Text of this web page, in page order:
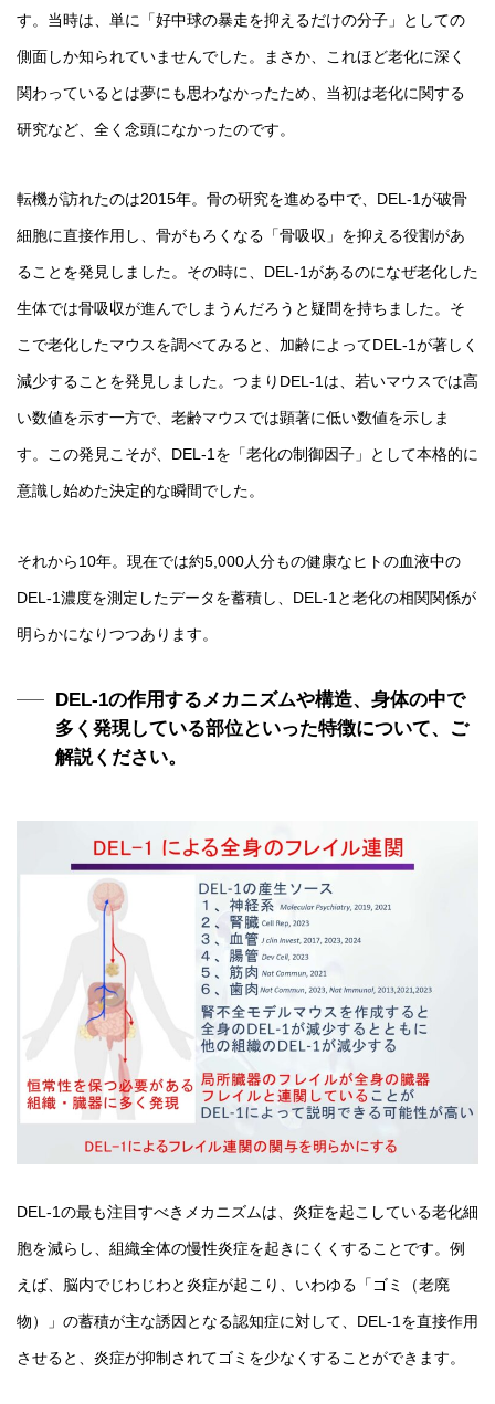
す。当時は、単に「好中球の暴走を抑えるだけの分子」としての
側面しか知られていませんでした。まさか、これほど老化に深く
関わっているとは夢にも思わなかったため、当初は老化に関する
研究など、全く念頭になかったのです。
転機が訪れたのは2015年。骨の研究を進める中で、DEL-1が破骨
細胞に直接作用し、骨がもろくなる「骨吸収」を抑える役割があ
ることを発見しました。その時に、DEL-1があるのになぜ老化した
生体では骨吸収が進んでしまうんだろうと疑問を持ちました。そ
こで老化したマウスを調べてみると、加齢によってDEL-1が著しく
減少することを発見しました。つまりDEL-1は、若いマウスでは高
い数値を示す一方で、老齢マウスでは顕著に低い数値を示しま
す。この発見こそが、DEL-1を「老化の制御因子」として本格的に
意識し始めた決定的な瞬間でした。
それから10年。現在では約5,000人分もの健康なヒトの血液中の
DEL-1濃度を測定したデータを蓄積し、DEL-1と老化の相関関係が
明らかになりつつあります。
DEL-1の作用するメカニズムや構造、身体の中で
多く発現している部位といった特徴について、ご
解説ください。
DEL-1の最も注目すべきメカニズムは、炎症を起こしている老化細
胞を減らし、組織全体の慢性炎症を起きにくくすることです。例
えば、脳内でじわじわと炎症が起こり、いわゆる「ゴミ（老廃
物）」の蓄積が主な誘因となる認知症に対して、DEL-1を直接作用
させると、炎症が抑制されてゴミを少なくすることができます。